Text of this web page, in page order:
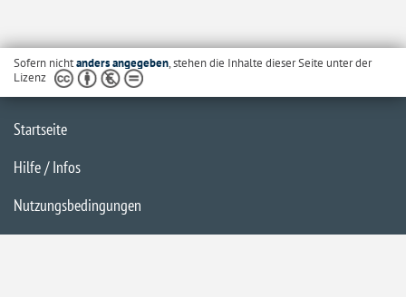
Sofern nichtanders angegeben, stehen die Inhalte dieser Seite unter der
Lizenz
Startseite
Hilfe / Infos
Nutzungsbedingungen